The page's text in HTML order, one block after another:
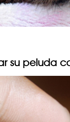
su peluda